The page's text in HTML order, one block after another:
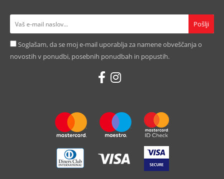
Soglašam, da se moj e-mail uporablja za namene obveščanja o
novostih v ponudbi, posebnih ponudbah in popustih.